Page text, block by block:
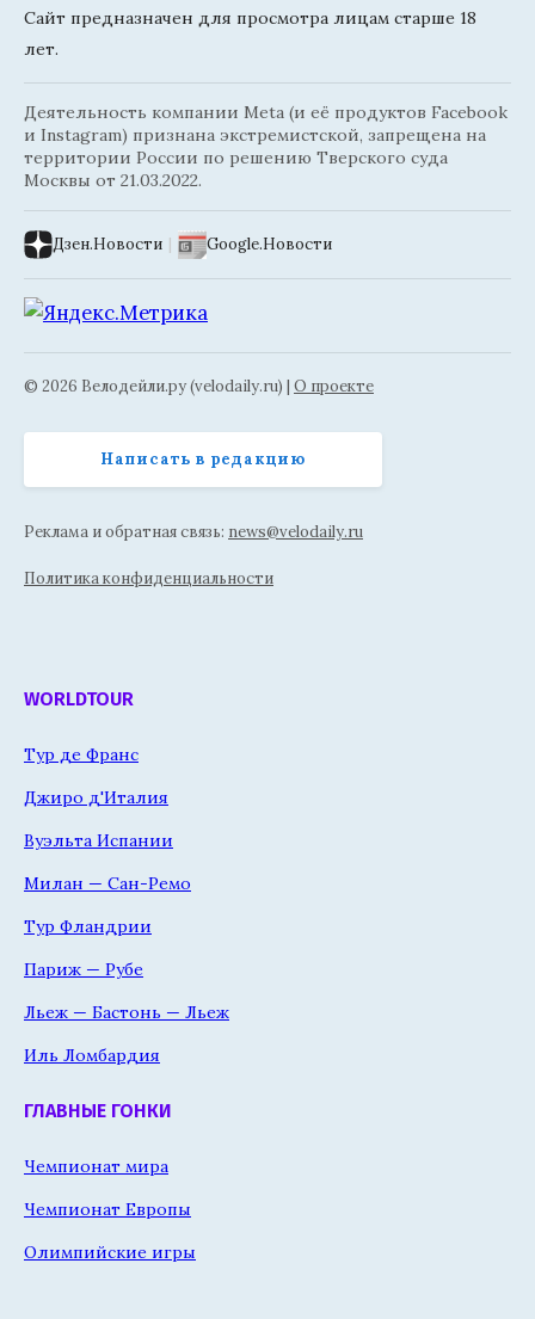
Сайт предназначен для просмотра лицам старше 18
лет.
Деятельность компании Meta (и её продуктов Facebook
и Instagram) признана экстремистской, запрещена на
территории России по решению Тверского суда
Москвы от 21.03.2022.
Дзен.Новости | Google.Новости
© 2026 Велодейли.ру (velodaily.ru) | О проекте
Написать в редакцию
Реклама и обратная связь: news@velodaily.ru
Политика конфиденциальности
WORLDTOUR
Тур де Франс
Джиро д'Италия
Вуэльта Испании
Милан — Сан-Ремо
Тур Фландрии
Париж — Рубе
Льеж — Бастонь — Льеж
Иль Ломбардия
ГЛАВНЫЕ ГОНКИ
Чемпионат мира
Чемпионат Европы
Олимпийские игры